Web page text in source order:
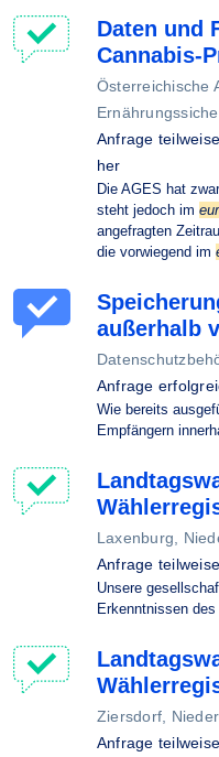
Daten und
Cannabis-
Österreichische
Anfrage
her
Die AGES hat
steht jedoch im
angefragten
die vorwiegend im
außerhalb
Anfrage
Wie bereits
Empfängern
Laxenburg,
Anfrage
Unsere
Erkenntnissen des
Ziersdorf,
Anfrage